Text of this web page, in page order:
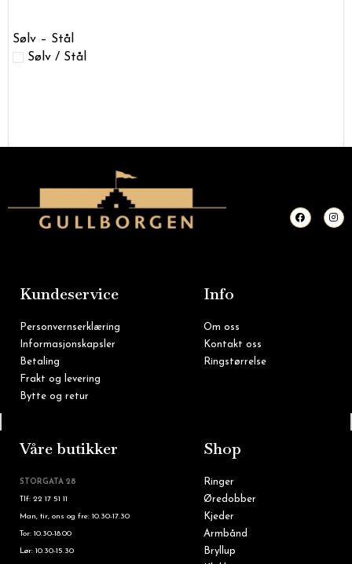
Sølv – Stål
Sølv / Stål
F
a
c
I
n
s
Kundeservice
Personvernserklæring
Informasjonskapsler
Betaling
Frakt og levering
Bytte og retur
Info
Om oss
Kontakt oss
Ringstørrelse
Våre butikker
STORGATA 28
Tlf: 22 17 51 11
Man, tir, ons og fre: 10.30-17.30
Tor: 10.30-18.00
Lør: 10.30-15.30
Shop
Ringer
Øredobber
Kjeder
Armbånd
Bryllup